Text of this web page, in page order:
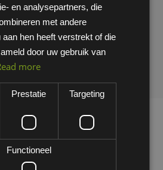
en analysepartners, die
met andere
aan hen heeft verstrekt of die
door uw gebruik van
more
Prestatie Targeting
Functioneel